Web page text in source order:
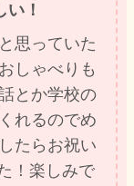
！
思っていた
しゃべりも
とか学校の
れるのでめ
たらお祝い
！楽しみで